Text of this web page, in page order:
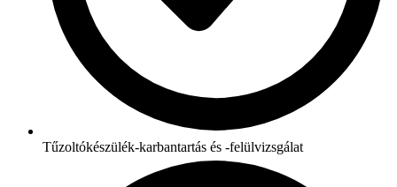
Tűzoltókészülék-karbantartás és -felülvizsgálat